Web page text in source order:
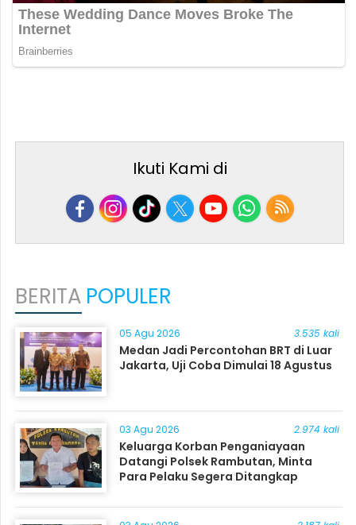
Ikuti Kami di
BERITA POPULER
05 Agu 2026 3.535 kali
Medan Jadi Percontohan BRT di Luar
Jakarta, Uji Coba Dimulai 18 Agustus
03 Agu 2026 2.974 kali
Keluarga Korban Penganiayaan
Datangi Polsek Rambutan, Minta
Para Pelaku Segera Ditangkap